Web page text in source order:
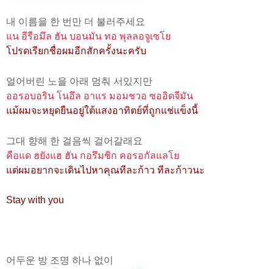
내 이름을 한 번만 더 불러주세요
แน อีรือมึล ฮัน บอนมัน ทอ พุลลอจูเซโย
โปรดเรียกชื่อผมอีกสักครั้งนะครับ
얼어버린 노을 아래 멈춰 서있지만
ออรอบอริน โนอึล อาแร มอมชวอ ซออิดจีมัน
แม้ผมจะหยุดยืนอยู่ใต้แสงอาทิตย์ที่ถูกแช่แข็งนี้
그대 향해 한 걸음씩 걸어갈래요
คือแด ฮยังแฮ ฮัน กอรึมชิก คอรอกัลแลโย
แต่ผมอยากจะเดินไปหาคุณทีละก้าว ทีละก้าวนะ
Stay with you
어두운 방 조명 하나 없이